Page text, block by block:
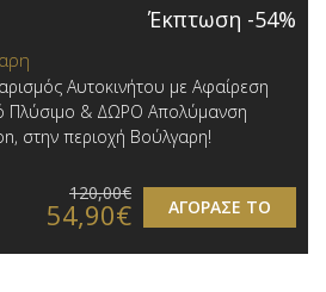
Έκπτωση -54%
Αυτοκινήτου με Αφαίρεση
Πλύσιμο & ΔΩΡΟ Απολύμανση
στην περιοχή Βούλγαρη!
ΑΓΟΡΑΣΕ ΤΟ
120,00€
54,90€